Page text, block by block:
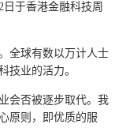
日于香港金融科技周
全球有数以万计人士
技业的活力。
会否被逐步取代。我
原则，即优质的服